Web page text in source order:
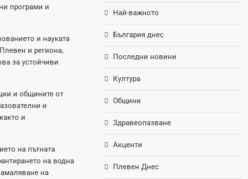
програми и
и науката
и региона,
за устойчиви
и общините от
и
и
на пътната
на водна
на
Най-важното
България днес
Последни новини
Култура
Общини
Здравеопазване
Акценти
Плевен Днес